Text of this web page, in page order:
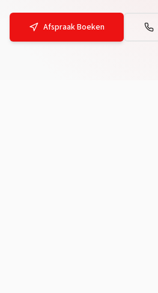
Afspraak Boeken